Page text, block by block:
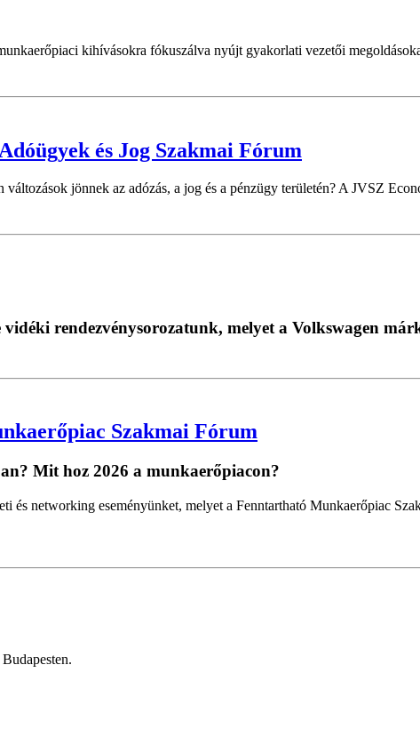
kihívásokra fókuszálva nyújt gyakorlati vezetői
és Jog Szakmai Fórum
jönnek az adózás, a jog és a pénzügy területén? A JVSZ
rendezvénysorozatunk, melyet a Volkswagen
Szakmai Fórum
Mit hoz 2026 a munkaerőpiacon?
networking eseményünket, melyet a Fenntartható Munkaerőpiac